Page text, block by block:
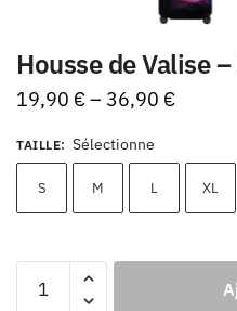
Housse de Valise
19,90 €– 36,90 €
TAILLE: Sélectionne
S M L XL